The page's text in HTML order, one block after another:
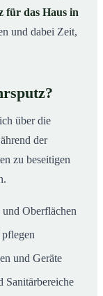
für das Haus in
und dabei Zeit,
über die
der
zu beseitigen
Oberflächen
und Geräte
Sanitärbereiche